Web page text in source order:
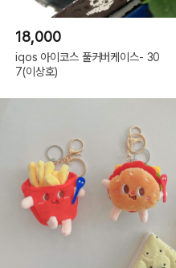
18,000
iqos 아이코스 풀커버케이스- 30
7(이상호)